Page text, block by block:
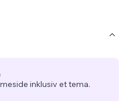
inklusiv et tema.